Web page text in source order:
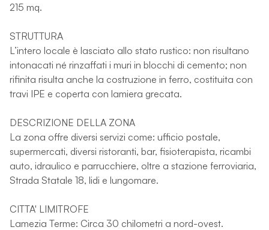
215 mq.
STRUTTURA
L’intero locale è lasciato allo stato rustico: non risultano
intonacati né rinzaffati i muri in blocchi di cemento; non
rifinita risulta anche la costruzione in ferro, costituita con
travi IPE e coperta con lamiera grecata.
DESCRIZIONE DELLA ZONA
La zona offre diversi servizi come: ufficio postale,
supermercati, diversi ristoranti, bar, fisioterapista, ricambi
auto, idraulico e parrucchiere, oltre a stazione ferroviaria,
Strada Statale 18, lidi e lungomare.
CITTA' LIMITROFE
Lamezia Terme: Circa 30 chilometri a nord-ovest.